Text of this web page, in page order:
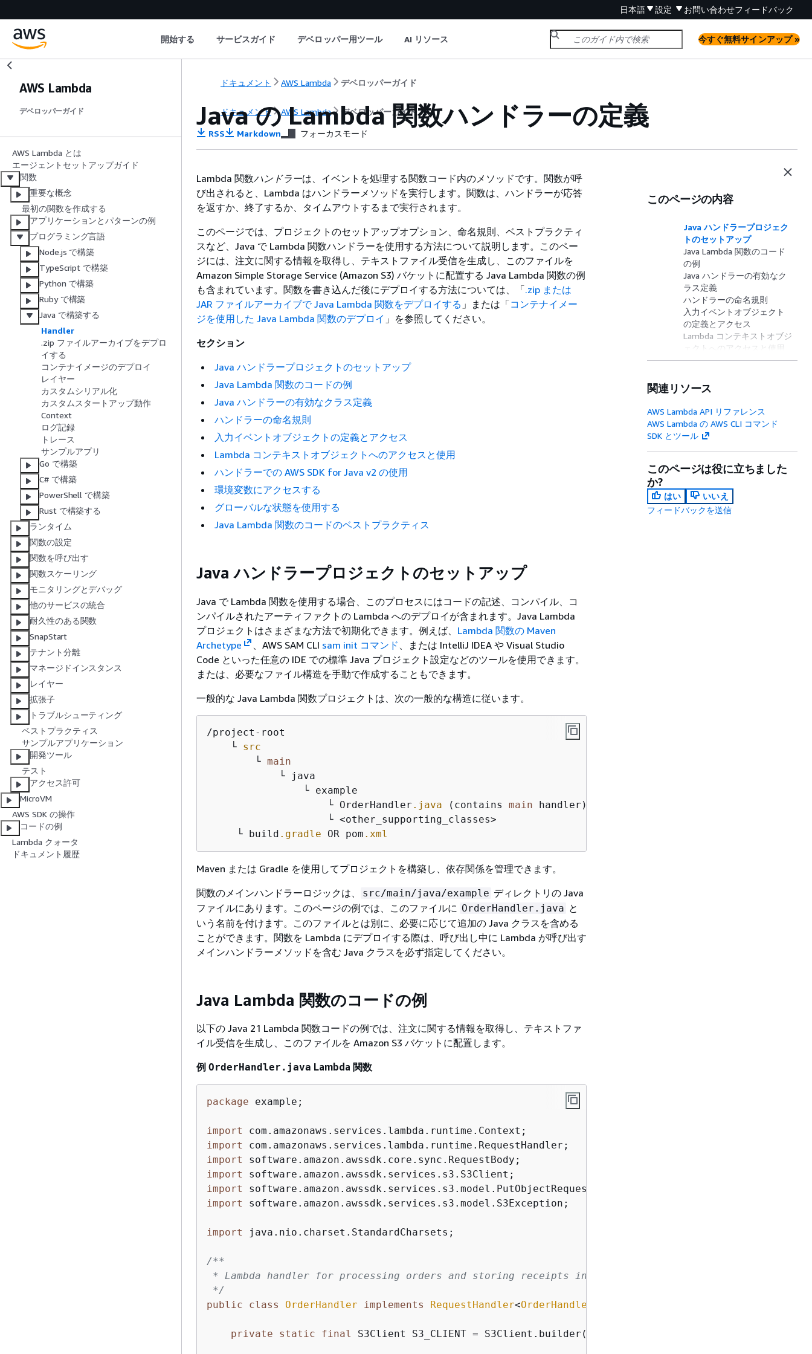
日本語 設定 お問い合わせフィードバック
開始する サービスガイド デベロッパー用ツール AI リソース 今すぐ無料サインアップ »
AWS Lambda
デベロッパーガイド
AWS Lambda とは
エージェントセットアップガイド
関数
重要な概念
最初の関数を作成する
アプリケーションとパターンの例
プログラミング言語
Node.js で構築
TypeScript で構築
Python で構築
Ruby で構築
Java で構築する
Handler
.zip ファイルアーカイブをデプロ
イする
コンテナイメージのデプロイ
レイヤー
カスタムシリアル化
カスタムスタートアップ動作
Context
ログ記録
トレース
サンプルアプリ
Go で構築
C# で構築
PowerShell で構築
Rust で構築する
ランタイム
関数の設定
関数を呼び出す
関数スケーリング
モニタリングとデバッグ
他のサービスの統合
耐久性のある関数
SnapStart
テナント分離
マネージドインスタンス
レイヤー
拡張子
トラブルシューティング
ベストプラクティス
サンプルアプリケーション
開発ツール
テスト
アクセス許可
MicroVM
AWS SDK の操作
コードの例
Lambda クォータ
ドキュメント履歴
ドキュメント AWS Lambda デベロッパーガイド
ドキュメント AWS Lambda デベロッパーガイド
Java の Lambda 関数ハンドラーの定義
RSS Markdown フォーカスモード
Lambda 関数ハンドラーは、イベントを処理する関数コード内のメソッドです。関数が呼
び出されると、Lambda はハンドラーメソッドを実行します。関数は、ハンドラーが応答
を返すか、終了するか、タイムアウトするまで実行されます。
このページでは、プロジェクトのセットアップオプション、命名規則、ベストプラクティ
スなど、Java で Lambda 関数ハンドラーを使用する方法について説明します。このペー
ジには、注文に関する情報を取得し、テキストファイル受信を生成し、このファイルを
Amazon Simple Storage Service (Amazon S3) バケットに配置する Java Lambda 関数の例
も含まれています。関数を書き込んだ後にデプロイする方法については、「.zip または
JAR ファイルアーカイブで Java Lambda 関数をデプロイする 」または「コンテナイメー
ジを使用した Java Lambda 関数のデプロイ 」を参照してください。
セクション
Java ハンドラープロジェクトのセットアップ
Java Lambda 関数のコードの例
Java ハンドラーの有効なクラス定義
ハンドラーの命名規則
入力イベントオブジェクトの定義とアクセス
Lambda コンテキストオブジェクトへのアクセスと使用
ハンドラーでの AWS SDK for Java v2 の使用
環境変数にアクセスする
グローバルな状態を使用する
Java Lambda 関数のコードのベストプラクティス
Java ハンドラープロジェクトのセットアップ
Java で Lambda 関数を使用する場合、このプロセスにはコードの記述、コンパイル、コ
ンパイルされたアーティファクトの Lambda へのデプロイが含まれます。Java Lambda
プロジェクトはさまざまな方法で初期化できます。例えば、 Lambda 関数の Maven
Archetype
、AWS SAM CLI sam init コマンド 、または IntelliJ IDEA や Visual Studio
Code といった任意の IDE での標準 Java プロジェクト設定などのツールを使用できます。
または、必要なファイル構造を手動で作成することもできます。
一般的な Java Lambda 関数プロジェクトは、次の一般的な構造に従います。
/project-root
    └
src
        └
main
            └ java
                └ example
                    └ OrderHandler
.java (contains main handler)
                    └ <other_supporting_classes>
     └ build
.gradle OR pom .xml
Maven または Gradle を使用してプロジェクトを構築し、依存関係を管理できます。
関数のメインハンドラーロジックは、
src/main/java/example ディレクトリの Java
ファイルにあります。このページの例では、このファイルに OrderHandler.java と
いう名前を付けます。このファイルとは別に、必要に応じて追加の Java クラスを含める
ことができます。関数を Lambda にデプロイする際は、呼び出し中に Lambda が呼び出す
メインハンドラーメソッドを含む Java クラスを必ず指定してください。
Java Lambda 関数のコードの例
以下の Java 21 Lambda 関数コードの例では、注文に関する情報を取得し、テキストファ
イル受信を生成し、このファイルを Amazon S3 バケットに配置します。
例 OrderHandler.java Lambda 関数
package example;
import
import
import
import
import
import
software.amazon.awssdk.services.s3.model.S3Exception;
import java.nio.charset.StandardCharsets;
/**
* Lambda handler for processing orders and storing receipts in S3.
*/
public
class OrderHandler implements RequestHandler<OrderHandler
private static final S3Client S3_CLIENT = S3Client.builder().build();
このページの内容
Java ハンドラープロジェク
トのセットアップ
Java Lambda 関数のコード
の例
Java ハンドラーの有効なク
ラス定義
ハンドラーの命名規則
入力イベントオブジェクト
の定義とアクセス
Lambda コンテキストオブジ
ェクトへのアクセスと使用
ハンドラーでの AWS SDK
環境変数にアクセスする
グローバルな状態を使用す
る
Java Lambda 関数のコード
のベストプラクティス
関連リソース
AWS Lambda API リファレンス
AWS Lambda の AWS CLI コマンド
SDK とツール
このページは役に立ちました
か?
はい
いいえ
フィードバックを送信